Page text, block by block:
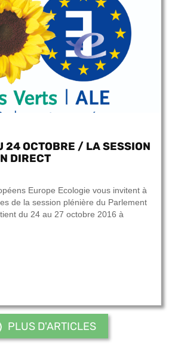
24 OCTOBRE / LA SESSION
DIRECT
Europe Ecologie vous invitent à
de la session plénière du Parlement
du 24 au 27 octobre 2016 à
PLUS D'ARTICLES